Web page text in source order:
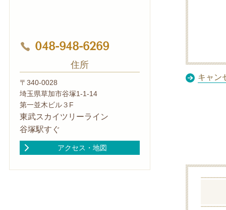
キャン
048-948-6269
住所
〒340-0028
埼玉県草加市谷塚1-1-14
第一並木ビル３F
東武スカイツリーライン
谷塚駅すぐ
アクセス・地図